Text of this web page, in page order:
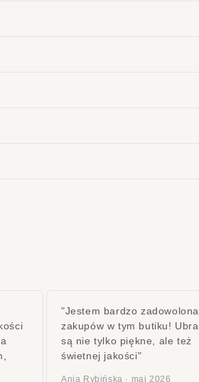
"Jestem bardzo
zakupów w tym butiku!
są nie tylko piękne, ale też
świetnej jakości"
Ania Rybińska · maj 2026